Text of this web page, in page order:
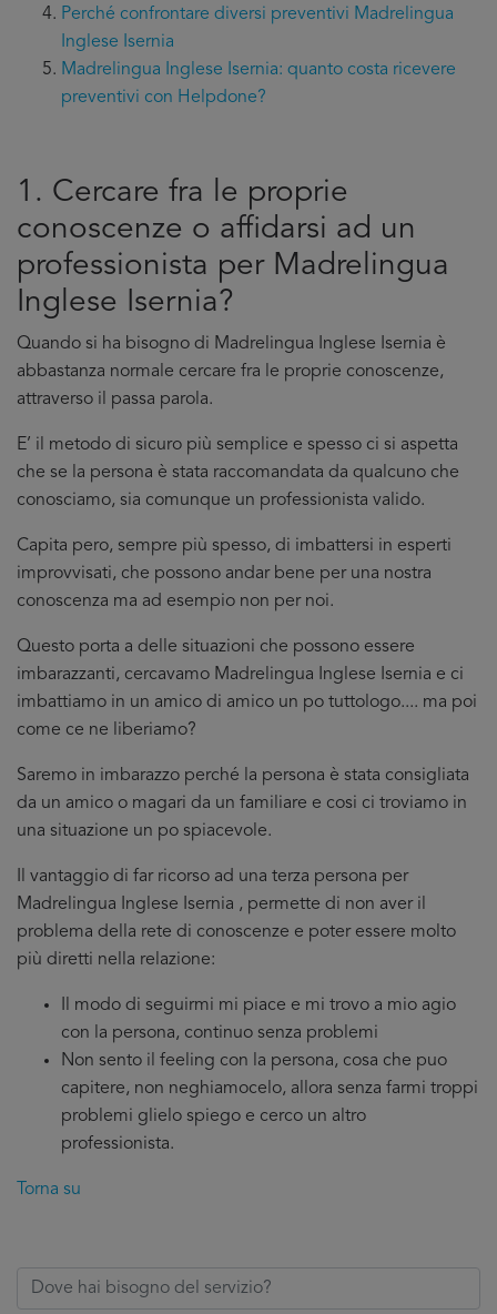
Perché confrontare diversi preventivi Madrelingua
Inglese Isernia
Madrelingua Inglese Isernia: quanto costa ricevere
preventivi con Helpdone?
1. Cercare fra le proprie
conoscenze o affidarsi ad un
professionista per Madrelingua
Inglese Isernia?
Quando si ha bisogno di Madrelingua Inglese Isernia è
abbastanza normale cercare fra le proprie conoscenze,
attraverso il passa parola.
E’ il metodo di sicuro più semplice e spesso ci si aspetta
che se la persona è stata raccomandata da qualcuno che
conosciamo, sia comunque un professionista valido.
Capita pero, sempre più spesso, di imbattersi in esperti
improvvisati, che possono andar bene per una nostra
conoscenza ma ad esempio non per noi.
Questo porta a delle situazioni che possono essere
imbarazzanti, cercavamo Madrelingua Inglese Isernia e ci
imbattiamo in un amico di amico un po tuttologo.... ma poi
come ce ne liberiamo?
Saremo in imbarazzo perché la persona è stata consigliata
da un amico o magari da un familiare e cosi ci troviamo in
una situazione un po spiacevole.
Il vantaggio di far ricorso ad una terza persona per
Madrelingua Inglese Isernia , permette di non aver il
problema della rete di conoscenze e poter essere molto
più diretti nella relazione:
Il modo di seguirmi mi piace e mi trovo a mio agio
con la persona, continuo senza problemi
Non sento il feeling con la persona, cosa che puo
capitere, non neghiamocelo, allora senza farmi troppi
problemi glielo spiego e cerco un altro
professionista.
Torna su